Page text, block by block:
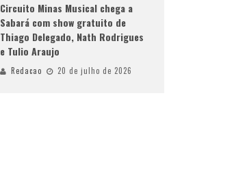
Circuito Minas Musical chega a
Sabará com show gratuito de
Thiago Delegado, Nath Rodrigues
e Tulio Araujo
Redacao 20 de julho de 2026